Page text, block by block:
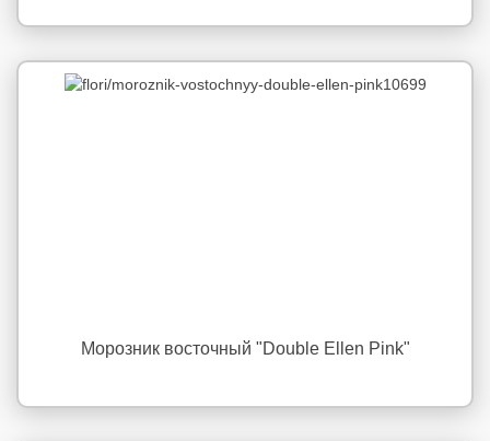
Морозник восточный "Double Ellen Pink"